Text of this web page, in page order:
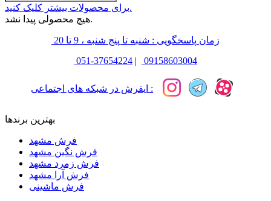
برای محصولات بیشتر کلیک کنید.
هیچ محصولی پیدا نشد.
زمان پاسخگویی : شنبه تا پنج شنبه ، 9 تا 20
051-37654224 | 09158603004
ایفرش در شبکه های اجتماعی :
بهترین برندها
فرش مشهد
فرش نگین مشهد
فرش زمرد مشهد
فرش آرا مشهد
فرش ماشینی